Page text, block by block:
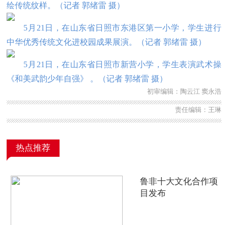
绘传统纹样。
（记者 郭绪雷 摄）
5月21日，在山东省日照市东港区第一小学，学生进行
中华优秀传统文化进校园成果展演。
（记者 郭绪雷 摄）
5月21日，在山东省日照市新营小学，学生表演武术操
《和美武韵少年自强》 。（记者 郭绪雷 摄）
初审编辑：陶云江 窦永浩
责任编辑：王琳
热点推荐
鲁非十大文化合作项
目发布